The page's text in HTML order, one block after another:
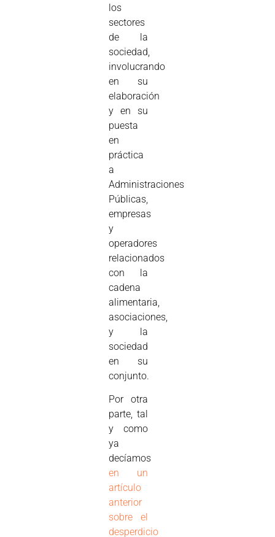
los
sectores
de la
sociedad,
involucrando
en su
elaboración
y en su
puesta
en
práctica
a
Administraciones
Públicas,
empresas
y
operadores
relacionados
con la
cadena
alimentaria,
asociaciones,
y la
sociedad
en su
conjunto.
Por otra
parte, tal
y como
ya
decíamos
en un
artículo
anterior
sobre el
desperdicio